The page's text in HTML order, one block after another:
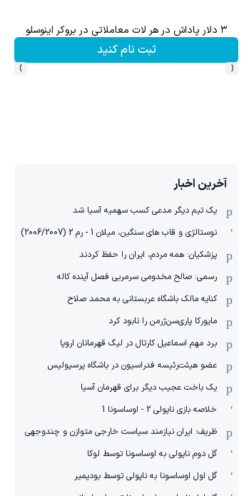
ترید XAUUSD با اسپرد از صفر پیپ
ثبت نام کنید
‹
›
آخرین اخبار
یک تیم دیگر مدعی کسب سهمیه آسیا شد
نوستالژی و قاب های سنگین، میلان 1 - رم 2 (2006/2007)
پزشکیان: همه مردم، ایران را حفظ کردند
رسمی: صالح مخدومی سرمربی فصل آینده کاله
کنایه مالک باشگاه عربستانی به محمد صلاح
مایورکا پاری‌سن‌ژرمن را نابود کرد
برد مهم اسماعیل کارتال در لیگ قهرمانان اروپا
عضو هیئت‌رئیسه فدراسیون در باشگاه پرسپولیس
یک باخت عجیب دیگر برای قهرمان آسیا
خلاصه بازی ناپولی 2 - اوساسونا 1
ظریف: ایران نیازمند سیاست خارجی متوازن و چندوجهی
گل دوم ناپولی به اوساسونا توسط لوکا
گل اول اوساسونا به ناپولی توسط بودیمیر